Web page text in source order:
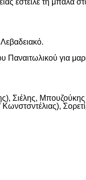
έστειλε τη μπάλα
για
Σιέλης, Μπουζούκης